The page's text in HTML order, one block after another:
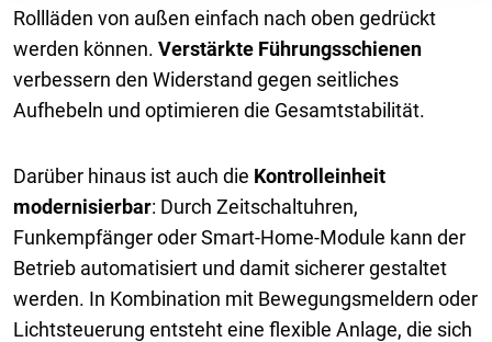
Rollläden von außen einfach nach oben gedrückt
werden können. Verstärkte Führungsschienen
verbessern den Widerstand gegen seitliches
Aufhebeln und optimieren die Gesamtstabilität.
Darüber hinaus ist auch die Kontrolleinheit
modernisierbar: Durch Zeitschaltuhren,
Funkempfänger oder Smart-Home-Module kann der
Betrieb automatisiert und damit sicherer gestaltet
werden. In Kombination mit Bewegungsmeldern oder
Lichtsteuerung entsteht eine flexible Anlage, die sich